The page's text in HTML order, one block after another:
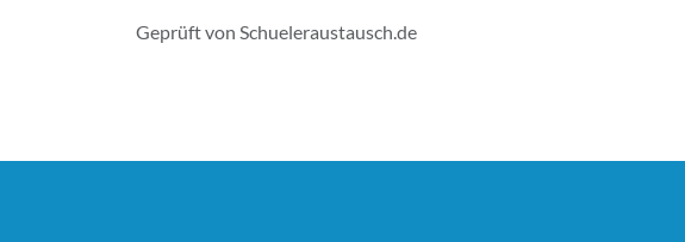
Geprüft von Schueleraustausch.de